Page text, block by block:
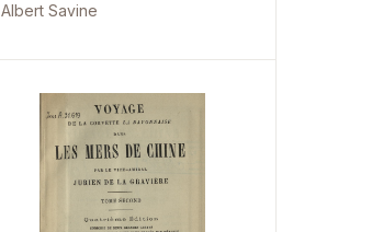
Albert Savine